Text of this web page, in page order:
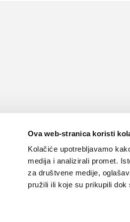
Ova web-stranica koristi
Kolačiće upotrebljavamo
medija i analizirali promet.
za društvene medije,
pružili ili koje su prikupili dok